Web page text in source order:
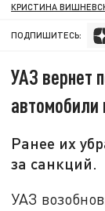
КРИСТИНА
ПОДПИШИТЕСЬ:
УАЗ вернет
автомобили
Ранее их
за санкций.
УАЗ